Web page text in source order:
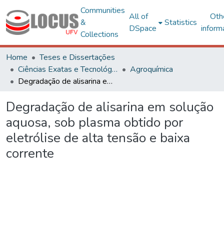
Communities
&
Collections
All of
DSpace
Statistics
Home
Teses e Dissertações
Ciências Exatas e Tecnológicas
Agroquímica
Degradação de alisarina em solução aquosa, sob plasma obtido por eletrólise de alta tensão e baixa corrente
Degradação de alisarina em solução
aquosa, sob plasma obtido por
eletrólise de alta tensão e baixa
corrente